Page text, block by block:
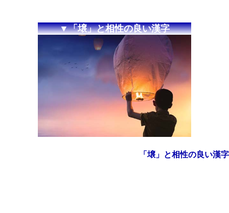
▼「壌」と相性の良い漢字
「壌」と相性の良い漢字